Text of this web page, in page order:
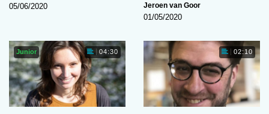
05/06/2020
Jeroen van Goor
01/05/2020
Junior 04:30 02:10